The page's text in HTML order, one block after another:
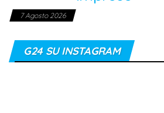
7 Agosto 2026
G24 SU INSTAGRAM